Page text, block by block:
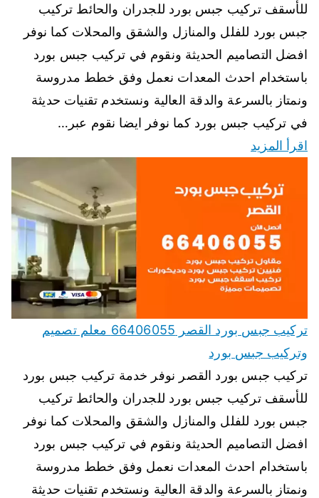
للأسقف تركيب جبس بورد للجدران والحائط تركيب
جبس بورد للفلل والمنازل والشقق والمحلات كما نوفر
افضل التصاميم الحديثة ونقوم في تركيب جبس بورد
باستخدام احدث المعدات نعمل وفق خطط مدروسة
ونمتاز بالسرعة والدقة العالية ونستخدم تقنيات حديثة
في تركيب جبس بورد كما نوفر ايضا نقوم عبر…
اقرأ المزيد
تركيب جبس بورد القصر 66406055 معلم تصميم
وتركيب جبس بورد
تركيب جبس بورد القصر نوفر خدمة تركيب جبس بورد
للأسقف تركيب جبس بورد للجدران والحائط تركيب
جبس بورد للفلل والمنازل والشقق والمحلات كما نوفر
افضل التصاميم الحديثة ونقوم في تركيب جبس بورد
باستخدام احدث المعدات نعمل وفق خطط مدروسة
ونمتاز بالسرعة والدقة العالية ونستخدم تقنيات حديثة